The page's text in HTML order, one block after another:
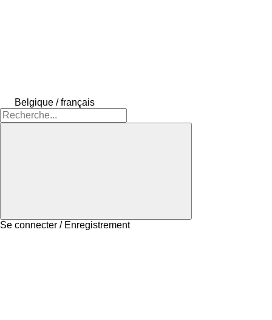
Belgique / français
Se connecter / Enregistrement